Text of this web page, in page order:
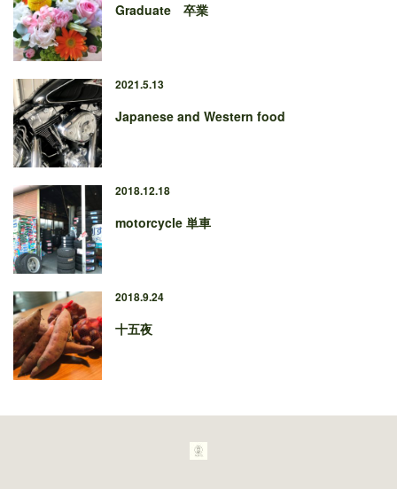
Graduate 卒業
2021.5.13
Japanese and Western food
2018.12.18
motorcycle 単車
2018.9.24
十五夜